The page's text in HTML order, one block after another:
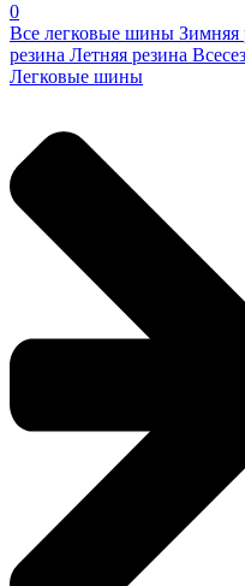
0
Все легковые шины Зимняя
резина Летняя резина
Легковые шины